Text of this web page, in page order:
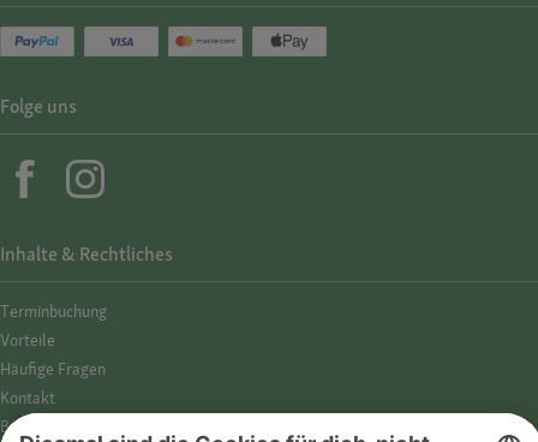
Inhalte & Rechtliches
Termin­buchung
Vorteile
Häufige Fragen
Kontakt
Barrierefreiheit
Folge uns